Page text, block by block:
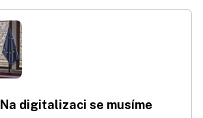
Na digitalizaci se musíme